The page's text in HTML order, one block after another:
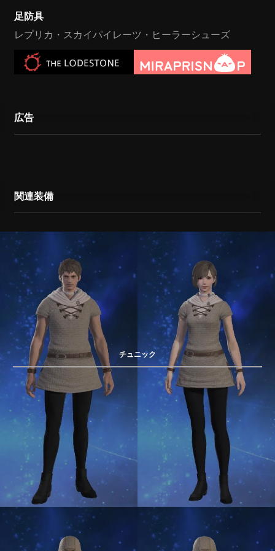
足防具
レプリカ・スカイパイレーツ・ヒーラーシューズ
広告
関連装備
チュニック